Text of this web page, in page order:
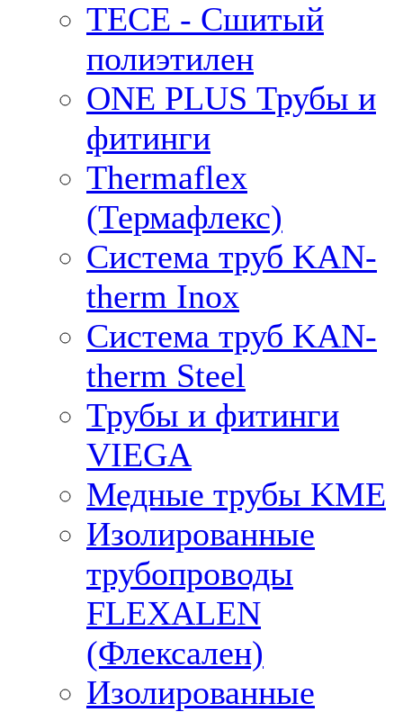
ТЕСЕ - Сшитый
полиэтилен
ONE PLUS Трубы и
фитинги
Thermaflex
(Термафлекс)
Система труб KAN-
therm Inox
Система труб KAN-
therm Steel
Трубы и фитинги
VIEGA
Медные трубы KME
Изолированные
трубопроводы
FLEXALEN
(Флексален)
Изолированные